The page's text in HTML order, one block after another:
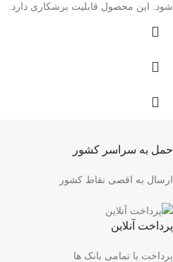
شود. این محصول قابلیت برشکاری دارد.
حمل به سراسر کشور
ارسال به اقصی نقاط کشور
پرداخت آنلاین
پرداخت با تمامی بانک ها